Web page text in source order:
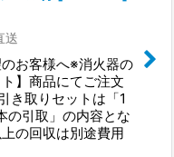
送
お客様へ※消火器の
】商品にてご注文
き取りセットは「1
の引取」の内容とな
の回収は別途費用